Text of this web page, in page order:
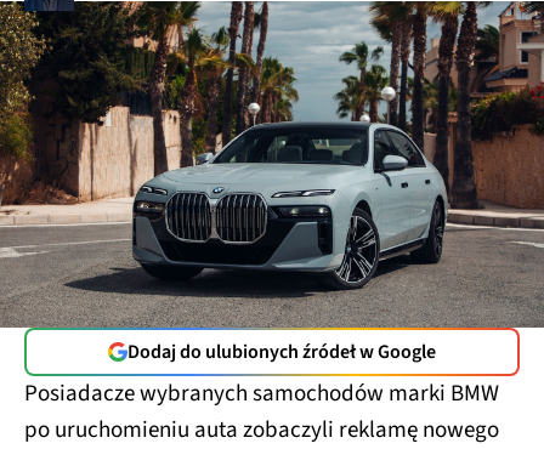
Dodaj do ulubionych źródeł w Google
Posiadacze wybranych samochodów marki BMW
po uruchomieniu auta zobaczyli reklamę nowego